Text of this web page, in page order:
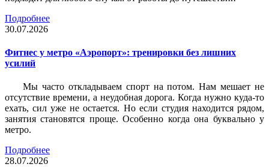
Подробнее
30.07.2026
Фитнес у метро «Аэропорт»: тренировки без лишних
усилий
Мы часто откладываем спорт на потом. Нам мешает не
отсутствие времени, а неудобная дорога. Когда нужно куда-то
ехать, сил уже не остается. Но если студия находится рядом,
занятия становятся проще. Особенно когда она буквально у
метро.
Подробнее
28.07.2026